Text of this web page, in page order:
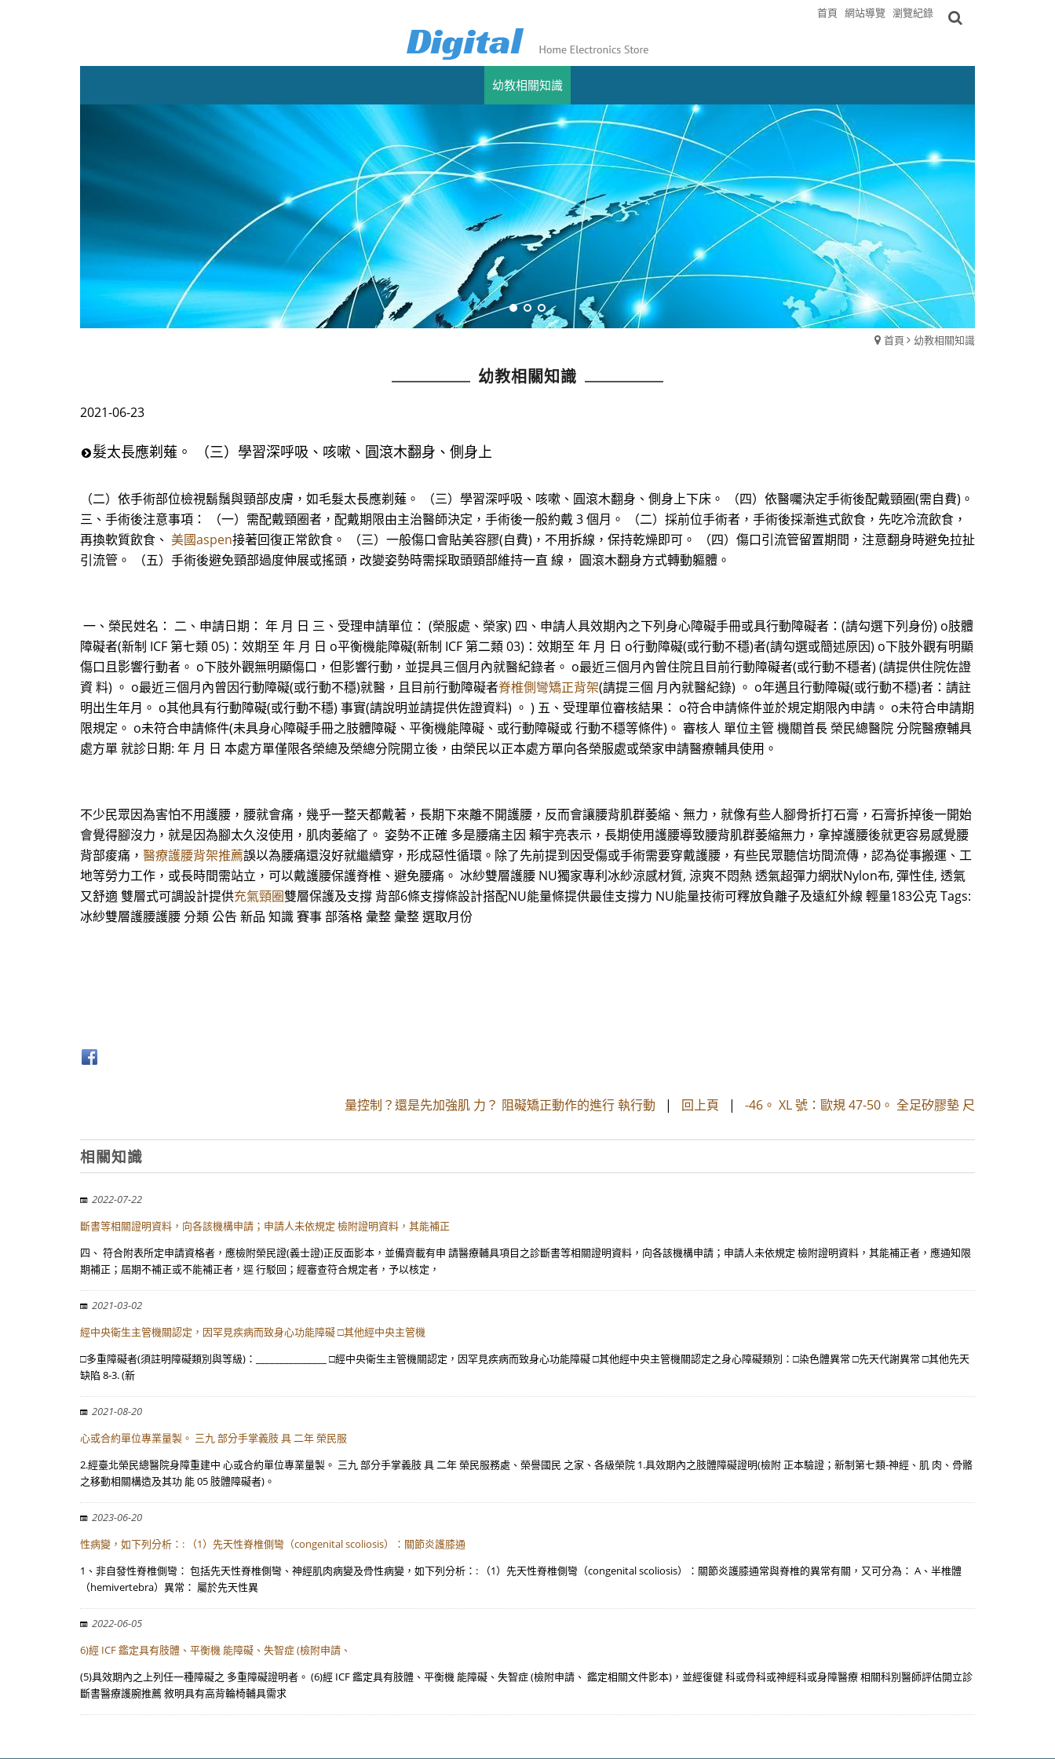
首頁 網站導覽 瀏覽紀錄
幼教相關知識
首頁 幼教相關知識
幼教相關知識
2021-06-23
髮太長應剃薙。 （三）學習深呼吸、咳嗽、圓滾木翻身、側身上
（二）依手術部位檢視鬍鬚與頸部皮膚，如毛髮太長應剃薙。 （三）學習深呼吸、咳嗽、圓滾木翻身、側身上下床。 （四）依醫囑決定手術後配戴頸圈(需自費)。
三、手術後注意事項： （一）需配戴頸圈者，配戴期限由主治醫師決定，手術後一般約戴 3 個月。 （二）採前位手術者，手術後採漸進式飲食，先吃冷流飲食，
再換軟質飲食、 美國aspen接著回復正常飲食。 （三）一般傷口會貼美容膠(自費)，不用拆線，保持乾燥即可。 （四）傷口引流管留置期間，注意翻身時避免拉扯
引流管。 （五）手術後避免頸部過度伸展或搖頭，改變姿勢時需採取頭頸部維持一直 線， 圓滾木翻身方式轉動軀體。
一、榮民姓名： 二、申請日期： 年 月 日 三、受理申請單位： (榮服處、榮家) 四、申請人具效期內之下列身心障礙手冊或具行動障礙者：(請勾選下列身份) o肢體
障礙者(新制 ICF 第七類 05)：效期至 年 月 日 o平衡機能障礙(新制 ICF 第二類 03)：效期至 年 月 日 o行動障礙(或行動不穩)者(請勾選或簡述原因) o下肢外觀有明顯
傷口且影響行動者。 o下肢外觀無明顯傷口，但影響行動，並提具三個月內就醫紀錄者。 o最近三個月內曾住院且目前行動障礙者(或行動不穩者) (請提供住院佐證
資 料) 。 o最近三個月內曾因行動障礙(或行動不穩)就醫，且目前行動障礙者脊椎側彎矯正背架(請提三個 月內就醫紀錄) 。 o年邁且行動障礙(或行動不穩)者：請註
明出生年月。 o其他具有行動障礙(或行動不穩) 事實(請說明並請提供佐證資料) 。 ) 五、受理單位審核結果： o符合申請條件並於規定期限內申請。 o未符合申請期
限規定。 o未符合申請條件(未具身心障礙手冊之肢體障礙、平衡機能障礙、或行動障礙或 行動不穩等條件)。 審核人 單位主管 機關首長 榮民總醫院 分院醫療輔具
處方單 就診日期: 年 月 日 本處方單僅限各榮總及榮總分院開立後，由榮民以正本處方單向各榮服處或榮家申請醫療輔具使用。
不少民眾因為害怕不用護腰，腰就會痛，幾乎一整天都戴著，長期下來離不開護腰，反而會讓腰背肌群萎縮、無力，就像有些人腳骨折打石膏，石膏拆掉後一開始
會覺得腳沒力，就是因為腳太久沒使用，肌肉萎縮了。 姿勢不正確 多是腰痛主因 賴宇亮表示，長期使用護腰導致腰背肌群萎縮無力，拿掉護腰後就更容易感覺腰
背部痠痛， 醫療護腰背架推薦誤以為腰痛還沒好就繼續穿，形成惡性循環。除了先前提到因受傷或手術需要穿戴護腰，有些民眾聽信坊間流傳，認為從事搬運、工
地等勞力工作，或長時間需站立，可以戴護腰保護脊椎、避免腰痛。 冰紗雙層護腰 NU獨家專利冰紗涼感材質, 涼爽不悶熱 透氣超彈力網狀Nylon布, 彈性佳, 透氣
又舒適 雙層式可調設計提供充氣頸圈雙層保護及支撐 背部6條支撐條設計搭配NU能量條提供最佳支撐力 NU能量技術可釋放負離子及遠紅外線 輕量183公克 Tags:
冰紗雙層護腰護腰 分類 公告 新品 知識 賽事 部落格 彙整 彙整 選取月份
量控制？還是先加強肌 力？ 阻礙矯正動作的進行 執行動 | 回上頁 | -46。 XL 號：歐規 47-50。 全足矽膠墊 尺
相關知識
2022-07-22
斷書等相關證明資料，向各該機構申請；申請人未依規定 檢附證明資料，其能補正
四、 符合附表所定申請資格者，應檢附榮民證(義士證)正反面影本，並備齊載有申 請醫療輔具項目之診斷書等相關證明資料，向各該機構申請；申請人未依規定 檢附證明資料，其能補正者，應通知限
期補正；屆期不補正或不能補正者，逕 行駁回；經審查符合規定者，予以核定，
2021-03-02
經中央衛生主管機關認定，因罕見疾病而致身心功能障礙 □其他經中央主管機
□多重障礙者(須註明障礙類別與等級)：_______________ □經中央衛生主管機關認定，因罕見疾病而致身心功能障礙 □其他經中央主管機關認定之身心障礙類別：□染色體異常 □先天代謝異常 □其他先天
缺陷 8-3. (新
2021-08-20
心或合約單位專業量製。 三九 部分手掌義肢 具 二年 榮民服
2.經臺北榮民總醫院身障重建中 心或合約單位專業量製。 三九 部分手掌義肢 具 二年 榮民服務處、榮譽國民 之家、各級榮院 1.具效期內之肢體障礙證明(檢附 正本驗證；新制第七類-神經、肌 肉、骨骼
之移動相關構造及其功 能 05 肢體障礙者)。
2023-06-20
性病變，如下列分析：: （1）先天性脊椎側彎（congenital scoliosis）：關節炎護膝通
1、非自發性脊椎側彎： 包括先天性脊椎側彎、神經肌肉病變及骨性病變，如下列分析：: （1）先天性脊椎側彎（congenital scoliosis）：關節炎護膝通常與脊椎的異常有關，又可分為： A、半椎體
（hemivertebra）異常： 屬於先天性異
2022-06-05
6)經 ICF 鑑定具有肢體、平衡機 能障礙、失智症 (檢附申請、
(5)具效期內之上列任一種障礙之 多重障礙證明者。 (6)經 ICF 鑑定具有肢體、平衡機 能障礙、失智症 (檢附申請、 鑑定相關文件影本)，並經復健 科或骨科或神經科或身障醫療 相關科別醫師評估開立診
斷書醫療護腕推薦 敘明具有高背輪椅輔具需求